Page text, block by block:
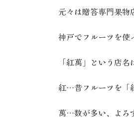
元々は贈答専門果物
神戸でフルーツを使
「紅萬」という店名
紅…昔フルーツを「
萬…数が多い、よろ